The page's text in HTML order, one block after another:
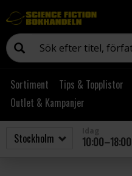
Sortiment Tips & Topplistor
Outlet & Kampanjer
10:00–18:00